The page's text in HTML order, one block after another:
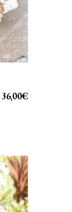
LE
45,00€.
36,00€LE
36,00€.